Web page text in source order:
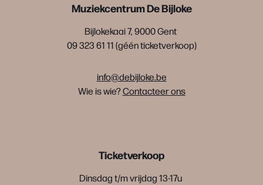
Muziekcentrum De Bijloke
Bijlokekaai 7, 9000 Gent
09 323 61 11 (géén ticketverkoop)
info@debijloke.be
Wie is wie?Contacteer ons
Ticketverkoop
Dinsdag t/m vrijdag 13-17u